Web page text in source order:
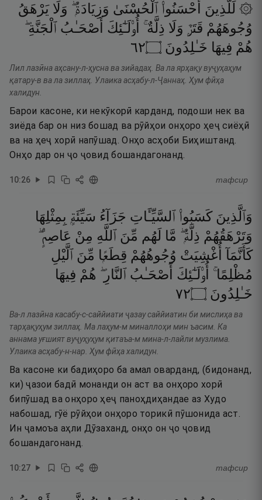
۞ لِّلَّذِينَ أَحْسَنُوا۟ ٱلْحُسْنَىٰ وَزِيَادَةٌۭ ۖ وَلَا يَرْهَقُ
وُجُوهَهُمْ قَتَرٌۭ وَلَا ذِلَّةٌ ۚ أُو۟لَـٰٓئِكَ أَصْحَـٰبُ ٱلْجَنَّةِ ۖ
هُمْ فِيهَا خَـٰلِدُونَ ۝٢٦
Лил лазӣна аҳсану-л-ҳусна ва зийадаҳ. Ва ла ярҳақу вуҷуҳаҳум
қатару-в ва ла зиллаҳ. Улаика асҳабу-л-Ҷаннаҳ. Ҳум фӣҳа
халидун.
Барои касоне, ки некӯкорӣ карданд, подоши нек ва
зиёда бар он низ бошад ва рӯйҳои онҳоро ҳеҷ сиёҳӣ
ва на ҳеҷ хорӣ напӯшад. Онҳо асҳоби Биҳиштанд.
Онҳо дар он ҷо ҷовид бошандагонанд.
10:26 тафсир
وَٱلَّذِينَ كَسَبُوا۟ ٱلسَّيِّـَٔاتِ جَزَآءُ سَيِّئَةٍۭ بِمِثْلِهَا
وَتَرْهَقُهُمْ ذِلَّةٌۭ ۖ مَّا لَهُم مِّنَ ٱللَّهِ مِنْ عَاصِمٍۢ ۖ
كَأَنَّمَآ
أُغْشِيَتْ وُجُوهُهُمْ قِطَعًۭا مِّنَ ٱلَّيْلِ
مُظْلِمًا ۚ أُو۟لَـٰٓئِكَ أَصْحَـٰبُ ٱلنَّارِ ۖ هُمْ فِيهَا
خَـٰلِدُونَ ۝٢٧
Ва-л лазӣна касабу-с-саййиати ҷазау саййиатин би мислиҳа ва
тарҳақуҳум зиллаҳ. Ма лаҳум-м миналлоҳи мин ъасим. Ка
аннама уғшият вуҷуҳуҳум қитаъа-м мина-л-лайли музлима.
Улаика асҳабу-н-нар. Ҳум фӣҳа халидун.
Ва касоне ки бадиҳоро ба амал оварданд, (бидонанд,
ки) ҷазои бадӣ монанди он аст ва онҳоро хорӣ
бипӯшад ва онҳоро ҳеҷ паноҳдиҳандае аз Худо
набошад, гӯё рӯйҳои онҳоро торикӣ пӯшонида аст.
Ин ҷамоъа аҳли Дӯзаханд, онҳо он ҷо ҷовид
бошандагонанд.
10:27 тафсир